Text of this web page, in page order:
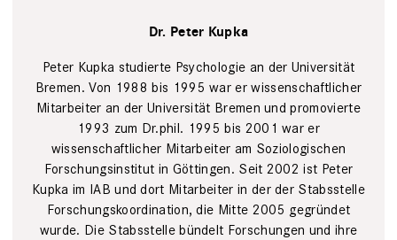
Dr. Peter Kupka
Peter Kupka studierte Psychologie an der Universität
Bremen. Von 1988 bis 1995 war er wissenschaftlicher
Mitarbeiter an der Universität Bremen und promovierte
1993 zum Dr.phil. 1995 bis 2001 war er
wissenschaftlicher Mitarbeiter am Soziologischen
Forschungsinstitut in Göttingen. Seit 2002 ist Peter
Kupka im IAB und dort Mitarbeiter in der der Stabsstelle
Forschungskoordination, die Mitte 2005 gegründet
wurde. Die Stabsstelle bündelt Forschungen und ihre